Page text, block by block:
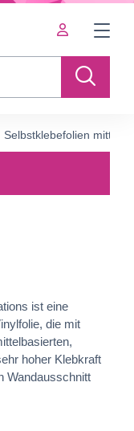
Selbstklebefolien
ist eine
die mit
hoher Klebkraft
Wandausschnitt